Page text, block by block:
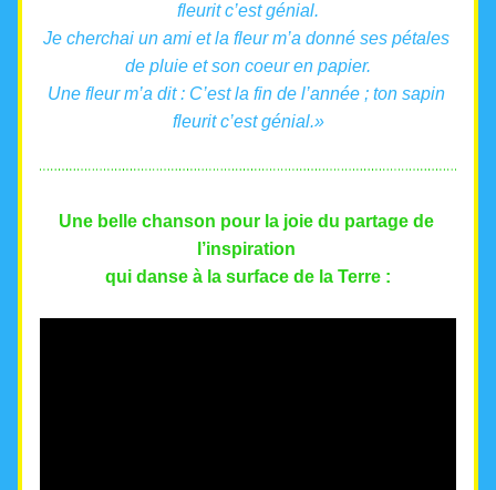
fleurit c’est génial.
Je cherchai un ami et la fleur m’a donné ses pétales
de pluie et son coeur en papier.
Une fleur m’a dit : C’est la fin de l’année ; ton sapin
fleurit c’est génial.»
Une belle chanson pour la joie du partage de
l’inspiration
qui danse à la surface de la Terre :